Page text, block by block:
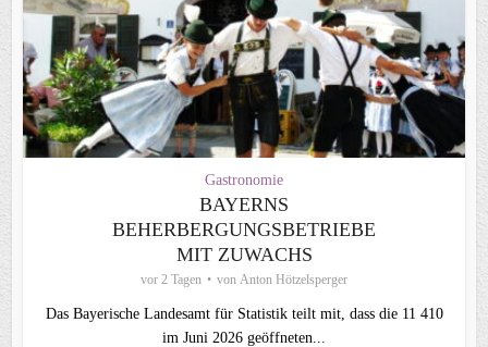
Gastronomie
BAYERNS
BEHERBERGUNGSBETRIEBE
MIT ZUWACHS
vor 2 Tagen von Anton Hötzelsperger
Das Bayerische Landesamt für Statistik teilt mit, dass die 11 410
im Juni 2026 geöffneten...